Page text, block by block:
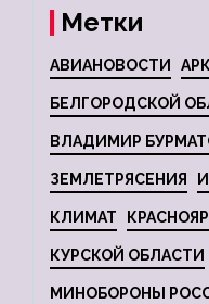
Метки
АВИАНОВОСТИ
БЕЛГОРОДСКОЙ
ВЛАДИМИР
ЗЕМЛЕТРЯСЕНИЯ
КЛИМАТ
КУРСКОЙ ОБЛАСТИ
МИНОБОРОНЫ